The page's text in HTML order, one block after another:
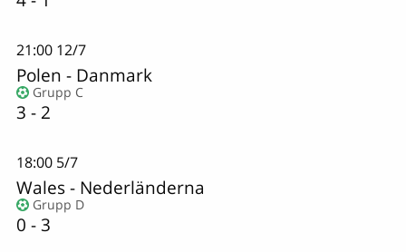
21:00 12/7
Polen - Danmark
Grupp C
3 - 2
18:00 5/7
Wales- Nederländerna
Grupp D
0 - 3